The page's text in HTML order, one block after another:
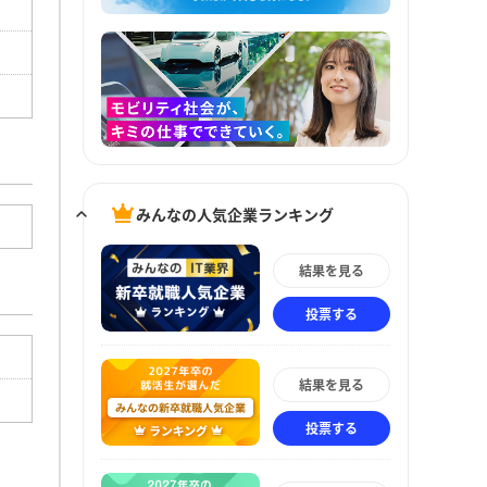
みんなの人気企業ランキング
結果を見る
投票する
結果を見る
投票する